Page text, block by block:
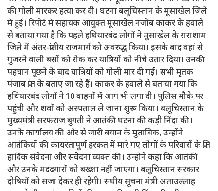
की गोली मारकर हत्या कर दी। घटना बलूचिस्तान के मूसाखेल जिले
में हुई। रिपोर्ट में सहायक आयुक्त मूसाखेल नजीब काकर के हवाले
से बताया गया है कि पहले हथियारबंद लोगों ने मूसाखेल के राराशाम
जिले में अंतर-प्रांतीय राजमार्ग को अवरुद्ध किया। इसके बाद वहां से
गुजरने वाली बसों को रोक कर यात्रियों को नीचे उतार दिया। उनकी
पहचान पूछने के बाद यात्रियों को गोली मार दी गई। सभी मृतक
पंजाब प्रांत के बताए जा रहे हैं। काकर के हवाले से बताया गया कि
हथियारबंद लोगों ने 10 वाहनों में आग भी लगा दी। पुलिस मौके पर
पहुंची और शवों को अस्पताल ले जाना शुरू किया। बलूचिस्तान के
मुख्यमंत्री सरफराज बुगती ने आतंकी घटना की कड़ी निंदा की।
उनके कार्यालय की ओर से जारी बयान के मुताबिक, उन्होंने
आतंकियों की कायरतापूर्ण हरकत में मारे गए लोगों के परिवारों के प्रति
हार्दिक संवेदना और संवेदना व्यक्त की। उन्होंने कहा कि आतंकी
और उनके मददगारों को बख्शा नहीं जाएगा। बलूचिस्तान सरकार
दोषियों को सजा देकर ही रहेगी। संघीय सूचना मंत्री अताउल्लाह